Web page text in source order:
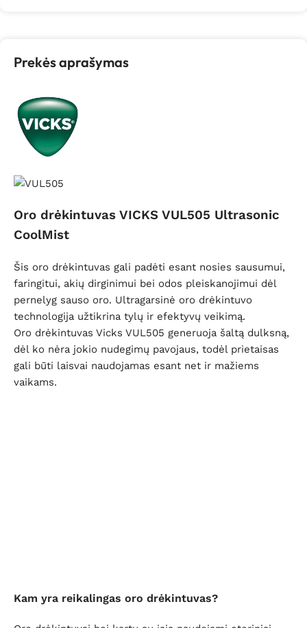
Prekės aprašymas
Oro drėkintuvas VICKS VUL505 Ultrasonic
CoolMist
Šis oro drėkintuvas gali padėti esant nosies sausumui,
faringitui, akių dirginimui bei odos pleiskanojimui dėl
pernelyg sauso oro. Ultragarsinė oro drėkintuvo
technologija užtikrina tylų ir efektyvų veikimą.
Oro drėkintuvas Vicks VUL505 generuoja šaltą dulksną,
dėl ko nėra jokio nudegimų pavojaus, todėl prietaisas
gali būti laisvai naudojamas esant net ir mažiems
vaikams.
Kam yra reikalingas oro drėkintuvas?